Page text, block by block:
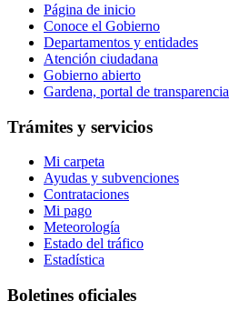
Página de inicio
Conoce el Gobierno
Departamentos y entidades
Atención ciudadana
Gobierno abierto
Gardena, portal de transparencia
Trámites y servicios
Mi carpeta
Ayudas y subvenciones
Contrataciones
Mi pago
Meteorología
Estado del tráfico
Estadística
Boletines oficiales